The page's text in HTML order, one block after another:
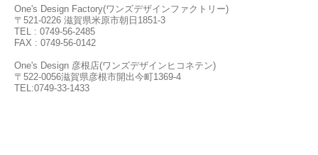
One's Design Factory(ワンズデザインファクトリー)
〒521-0226 滋賀県米原市朝日1851-3
TEL : 0749-56-2485
FAX : 0749-56-0142
One's Design 彦根店(ワンズデザインヒコネテン)
〒522-0056滋賀県彦根市開出今町1369-4
TEL:0749-33-1433